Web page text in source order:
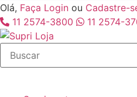
Olá, Faça Login ou Cadastre-
11 2574-3800
11 2574-